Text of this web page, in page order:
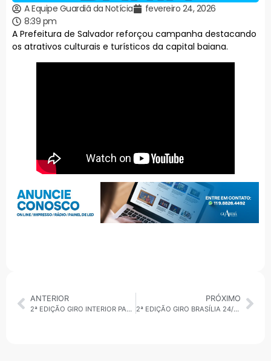
A Equipe Guardiã da Notícia
fevereiro 24, 2026
8:39 pm
A Prefeitura de Salvador reforçou campanha destacando
os atrativos culturais e turísticos da capital baiana.
ANTERIOR
2ª EDIÇÃO GIRO INTERIOR PAULISTA 24/02/2026: PAULÍNIA 62 ANOS
PRÓXIMO
2ª EDIÇÃO GIRO BRASÍLIA 24/02/2026: AGENDA CLDF